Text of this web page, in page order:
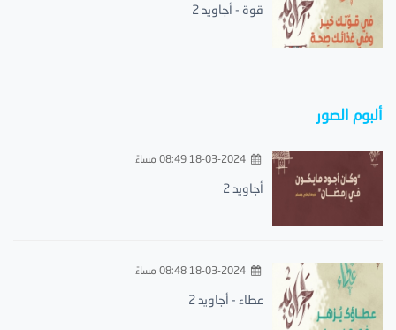
قوة - أجاويد 2
ألبوم الصور
18-03-2024 08:49 مساءً
أجاويد 2
18-03-2024 08:48 مساءً
عطاء - أجاويد 2